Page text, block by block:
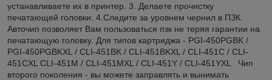
устанавливаете их в принтер. 3. Делаете прочистку
печатающей головки. 4.Следите за уровнем чернил в ПЗК.
Авточип позволяет Вам пользоваться пзк не теряя гарантии на
печатающую головку. Для типов картриджа - PGI-450PGBK /
PGI-450PGBKXL / CLI-451BK / CLI-451BKXL / CLI-451C / CLI-
451CXL CLI-451M / CLI-451MXL / CLI-451Y / CLI-451YXL Чип
второго поколения - вы можете заправлять и вынимать